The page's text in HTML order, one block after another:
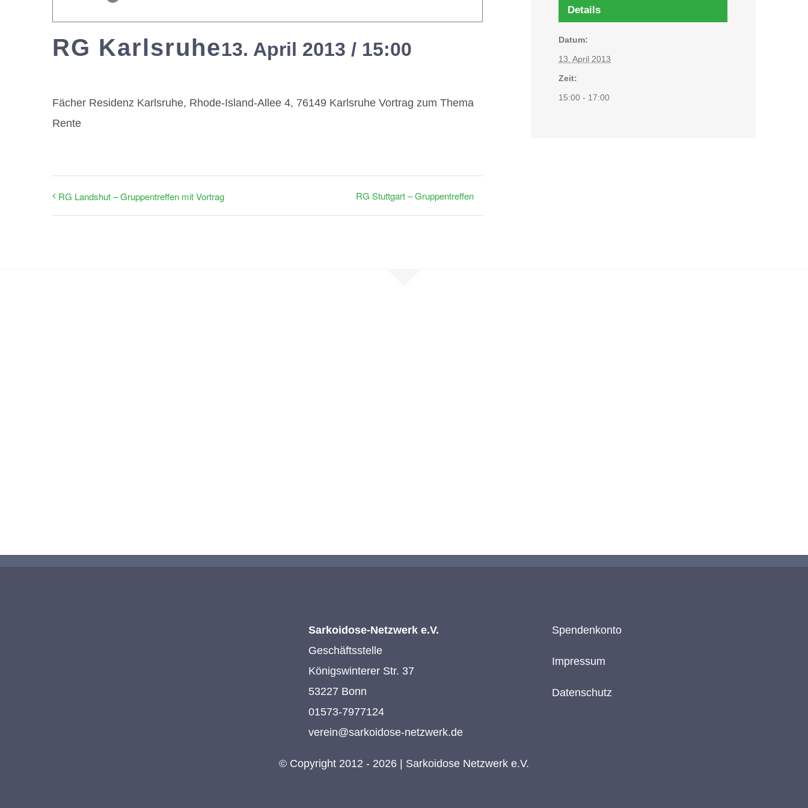
RG Karlsruhe13. April 2013 / 15:00
Fächer Residenz Karlsruhe, Rhode-Island-Allee 4, 76149 Karlsruhe Vortrag zum Thema
Rente
RG Landshut – Gruppentreffen mit Vortrag RG Stuttgart – Gruppentreffen
Details
Datum:
13. April 2013
Zeit:
15:00 - 17:00
Sarkoidose-Netzwerk e.V.
Geschäftsstelle
Königswinterer Str. 37
53227 Bonn
01573-7977124
verein@sarkoidose-netzwerk.de
Spendenkonto
Impressum
Datenschutz
© Copyright 2012 - 2026 | Sarkoidose Netzwerk e.V.